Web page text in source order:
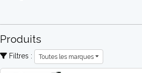
Produits
Filtres : Toutes les marques